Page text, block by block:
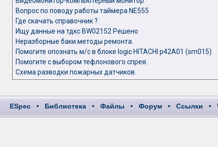
Вопрос по поводу работы таймера NE555
Где скачать справочник ?
Ищу данные на тдкс BW02152 Решено
Неразборные баки.методы ремонта.
Помогите опознать м/с в блоке logic HITACHI p42A01 (sm015)
Помогите с выбором тефлонового спрея.
Схема разводки пожарных датчиков.
ESpec • Библиотека • Файлы • Форум • Ссылки •